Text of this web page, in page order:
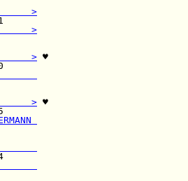
>
>
> ♥
....)
> ♥